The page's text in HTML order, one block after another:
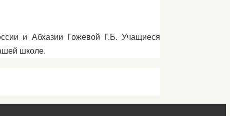
и Абхазии Гожевой Г.Б. Учащиеся
школе.